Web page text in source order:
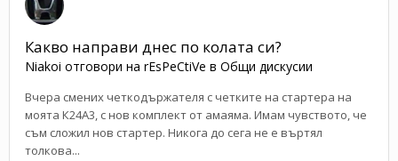
Какво направи днес по колата си?
Niakoi отговори на rEsPeCtiVe в Общи дискусии
Вчера смених четкодържателя с четките на стартера на
моята К24А3, с нов комплект от амаяма. Имам чувството, че
съм сложил нов стартер. Никога до сега не е въртял
толкова...